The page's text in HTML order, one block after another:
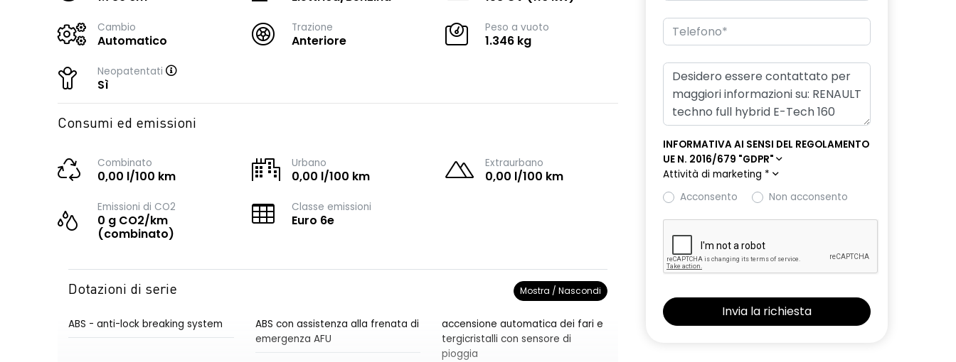
Cambio
Automatico
Trazione
Anteriore
Peso a vuoto
1.346 kg
Neopatentati
Sì
Consumi ed emissioni
Combinato
0,00 l/100 km
Urbano
0,00 l/100 km
Extraurbano
0,00 l/100 km
Emissioni di CO2
0 g CO2/km
(combinato)
Classe emissioni
Euro 6e
Dotazioni di serie Mostra / Nascondi
ABS - anti-lock breaking system
ABS con assistenza alla frenata di
emergenza AFU
accensione automatica dei fari e
tergicristalli con sensore di
pioggia
INFORMATIVA AI SENSI DEL REGOLAMENTO
UE N. 2016/679 "GDPR"
Attività di marketing *
Acconsento
Non acconsento